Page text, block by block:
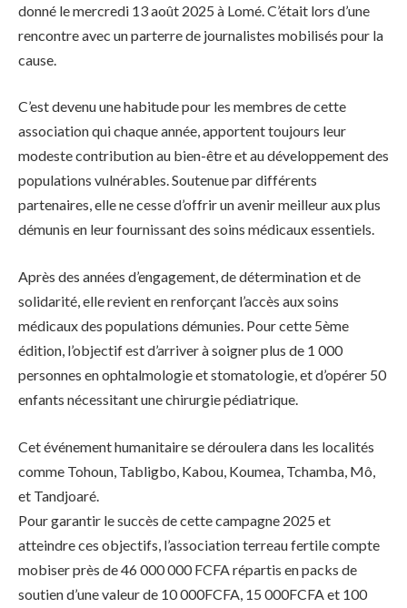
donné le mercredi 13 août 2025 à Lomé. C’était lors d’une
rencontre avec un parterre de journalistes mobilisés pour la
cause.
C’est devenu une habitude pour les membres de cette
association qui chaque année, apportent toujours leur
modeste contribution au bien-être et au développement des
populations vulnérables. Soutenue par différents
partenaires, elle ne cesse d’offrir un avenir meilleur aux plus
démunis en leur fournissant des soins médicaux essentiels.
Après des années d’engagement, de détermination et de
solidarité, elle revient en renforçant l’accès aux soins
médicaux des populations démunies. Pour cette 5ème
édition, l’objectif est d’arriver à soigner plus de 1 000
personnes en ophtalmologie et stomatologie, et d’opérer 50
enfants nécessitant une chirurgie pédiatrique.
Cet événement humanitaire se déroulera dans les localités
comme Tohoun, Tabligbo, Kabou, Koumea, Tchamba, Mô,
et Tandjoaré.
Pour garantir le succès de cette campagne 2025 et
atteindre ces objectifs, l’association terreau fertile compte
mobiser près de 46 000 000 FCFA répartis en packs de
soutien d’une valeur de 10 000FCFA, 15 000FCFA et 100